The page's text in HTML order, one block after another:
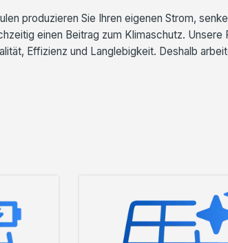
produzieren Sie Ihren eigenen Strom,
einen Beitrag zum Klimaschutz. Unsere
Effizienz und Langlebigkeit. Deshalb